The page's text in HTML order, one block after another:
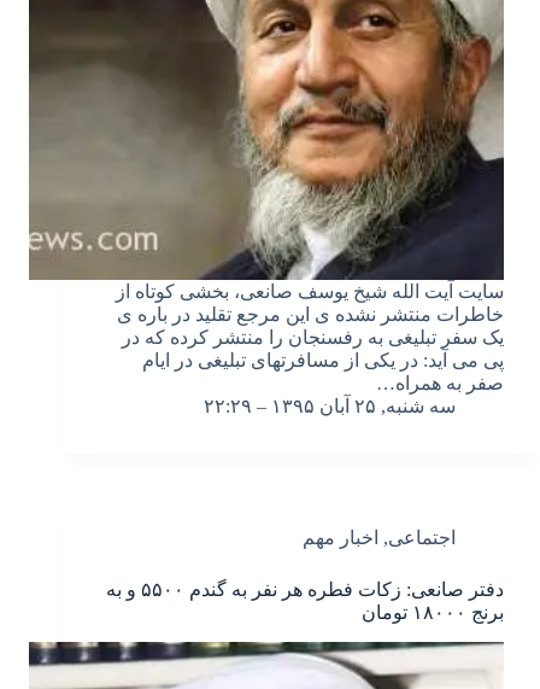
سایت آیت الله شیخ یوسف صانعی، بخشی کوتاه از
خاطرات منتشر نشده ی این مرجع تقلید در باره ی
یک سفر تبلیغی به رفسنجان را منتشر کرده که در
پی می آید: در یکی از مسافرت‏های تبلیغی در ایام
صفر به همراه…
سه شنبه, ۲۵ آبان ۱۳۹۵ – ۲۲:۲۹
اجتماعی, اخبار مهم
دفتر صانعی: زکات فطره هر نفر به گندم ۵۵۰۰ و به
برنج ۱۸۰۰۰ تومان